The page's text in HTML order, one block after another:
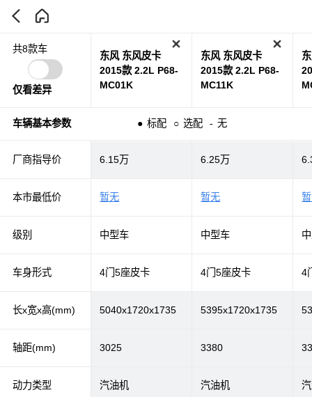
共8款车
仅看差异
东风 东风皮卡
2015款 2.2L P68-
MC01K
东风 东风皮卡
2015款 2.2L P68-
MC11K
车辆基本参数 ● 标配 ○ 选配 - 无
厂商指导价
本市最低价
级别
车身形式
长x宽x高(mm)
轴距(mm)
动力类型
6.15万 6.25万
暂无 暂无
中型车 中型车
4门5座皮卡 4门5座皮卡 4
5040x1720x1735 5395x1720x1735
3025 3380
汽油机 汽油机